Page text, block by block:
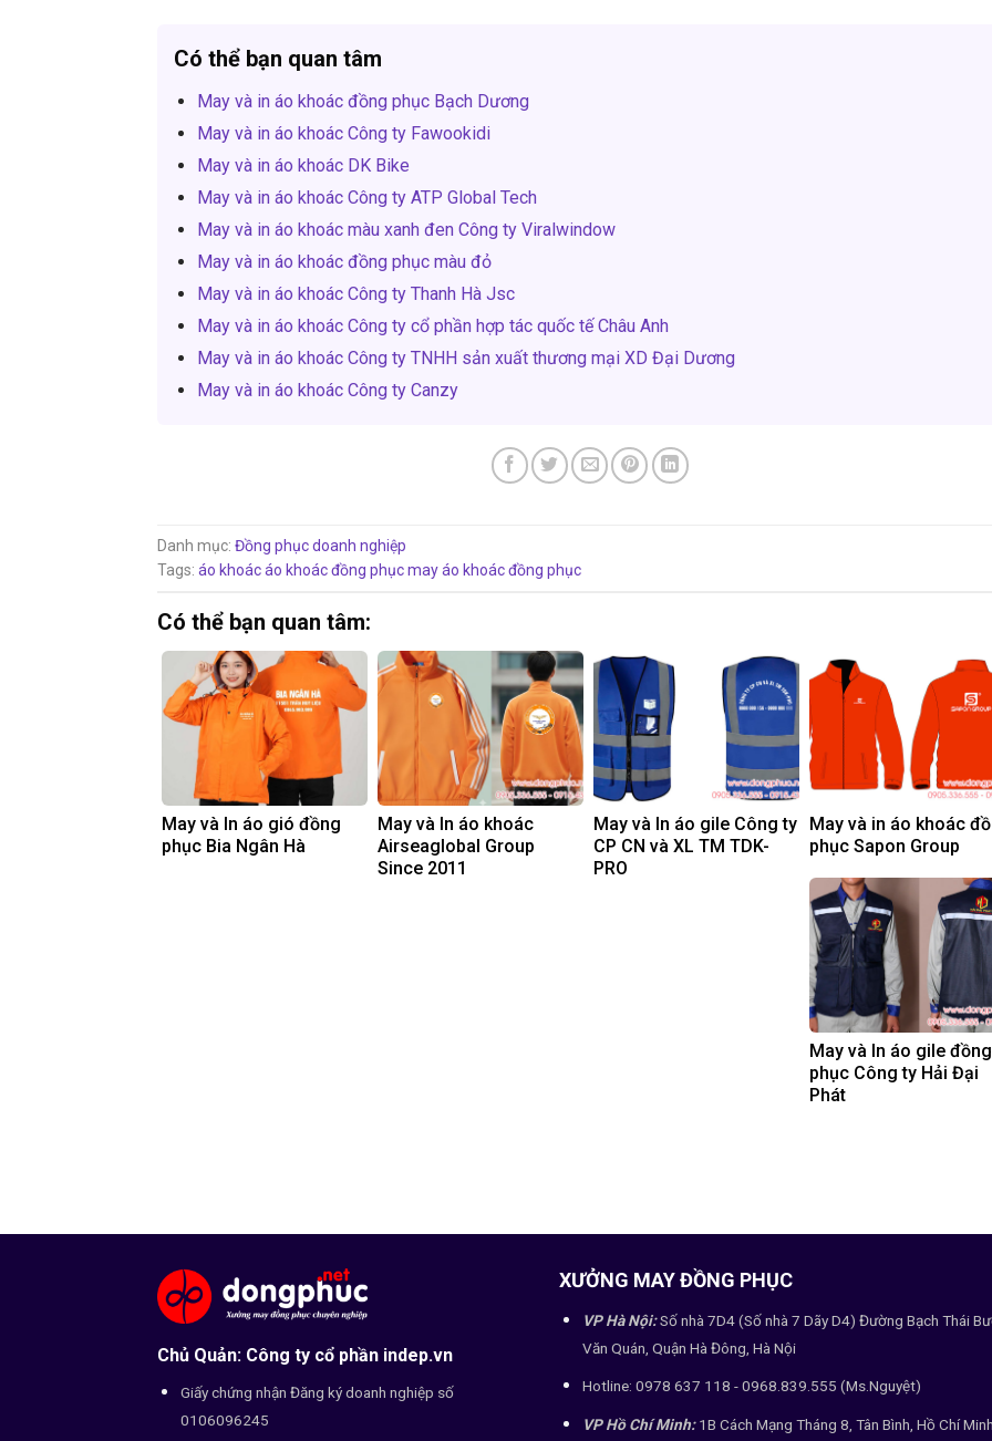
Có thể bạn quan tâm
May và in áo khoác đồng phục Bạch Dương
May và in áo khoác Công ty Fawookidi
May và in áo khoác DK Bike
May và in áo khoác Công ty ATP Global Tech
May và in áo khoác màu xanh đen Công ty Viralwindow
May và in áo khoác đồng phục màu đỏ
May và in áo khoác Công ty Thanh Hà Jsc
May và in áo khoác Công ty cổ phần hợp tác quốc tế Châu Anh
May và in áo khoác Công ty TNHH sản xuất thương mại XD Đại Dương
May và in áo khoác Công ty Canzy
Danh mục: Đồng phục doanh nghiệp
Tags: áo khoácáo khoác đồng phụcmay áo khoác đồng phục
Có thể bạn quan tâm:
May và In áo gió đồng
phục Bia Ngân Hà
May và In áo khoác
Airseaglobal Group
Since 2011
May và In áo gile Công ty
CP CN và XL TM TDK-
PRO
May và in áo khoác
phục Sapon Group
May và In áo gile đồng
phục Công ty Hải Đại
Phát
Chủ Quản: Công ty cổ phần indep.vn
Giấy chứng nhận Đăng ký doanh nghiệp số
0106096245
XƯỞNG MAY ĐỒNG PHỤC
VP Hà Nội:Số nhà 7D4 (Số nhà 7 Dãy D4) Đường Bạch Thái
Văn Quán, Quận Hà Đông, Hà Nội
Hotline: 0978 637 118 - 0968.839.555 (Ms.Nguyệt)
VP Hồ Chí Minh:1B Cách Mạng Tháng 8, Tân Bình, Hồ Chí